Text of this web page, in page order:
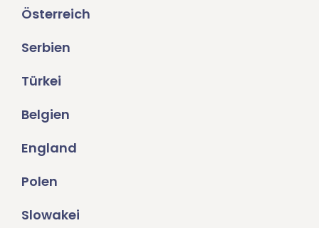
Österreich
Serbien
Türkei
Belgien
England
Polen
Slowakei